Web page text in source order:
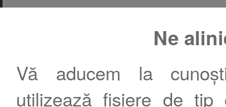
Ne
Vă aducem la
utilizează fișiere de tip